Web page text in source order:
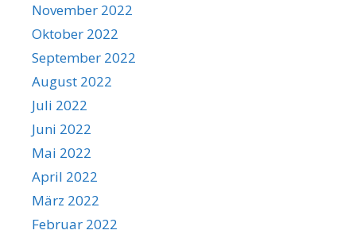
November 2022
Oktober 2022
September 2022
August 2022
Juli 2022
Juni 2022
Mai 2022
April 2022
März 2022
Februar 2022